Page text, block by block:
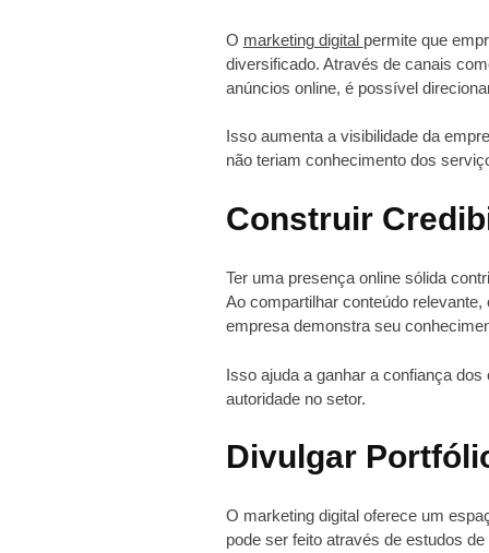
O marketing digital permite que
diversificado. Através de canais
anúncios online, é possível
Isso aumenta a visibilidade da
não teriam conhecimento dos
Construir
Ter uma presença online sólida
Ao compartilhar conteúdo
empresa demonstra seu
Isso ajuda a ganhar a confiança
autoridade no setor.
Divulgar
O marketing digital oferece um
pode ser feito através de estudos